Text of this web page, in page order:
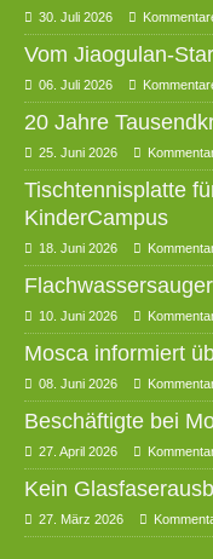
30. Juli 2026
Vom Jiaogulan-
06. Juli 2026
20 Jahre
25. Juni 2026
Tischtennisplatte
KinderCampus
18. Juni 2026
10. Juni 2026
Mosca informiert
08. Juni 2026
Beschäftigte bei
27. April 2026
Kein
27. März 2026